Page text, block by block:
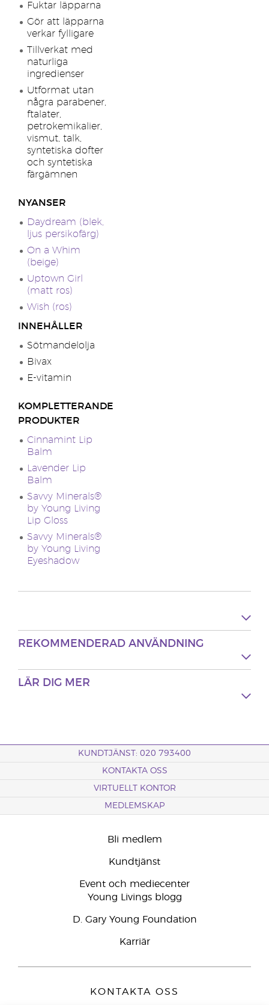
Fuktar läpparna
Gör att läpparna
verkar fylligare
Tillverkat med
naturliga
ingredienser
Utformat utan
några parabener,
ftalater,
petrokemikalier,
vismut, talk,
syntetiska dofter
och syntetiska
färgämnen
NYANSER
Daydream (blek,
ljus persikofärg)
On a Whim
(beige)
Uptown Girl
(matt ros)
Wish (ros)
INNEHÅLLER
Sötmandelolja
Bivax
E-vitamin
KOMPLETTERANDE
PRODUKTER
Cinnamint Lip
Balm
Lavender Lip
Balm
Savvy Minerals®
by Young Living
Lip Gloss
Savvy Minerals®
by Young Living
Eyeshadow
REKOMMENDERAD ANVÄNDNING
LÄR DIG MER
KUNDTJÄNST: 020 793400
KONTAKTA OSS
VIRTUELLT KONTOR
MEDLEMSKAP
Bli medlem
Kundtjänst
Event och mediecenter
Young Livings blogg
D. Gary Young Foundation
Karriär
KONTAKTA OSS